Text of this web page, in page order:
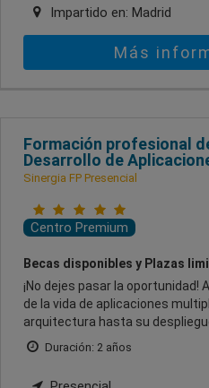
Impartido en: Madrid
Más
Formación profesional
Desarrollo de
Sinergia FP Presencial
Centro Premium
Becas disponibles y Plazas
¡No dejes pasar la oportunidad!
de la vida de aplicaciones
arquitectura hasta su
Duración: 2 años